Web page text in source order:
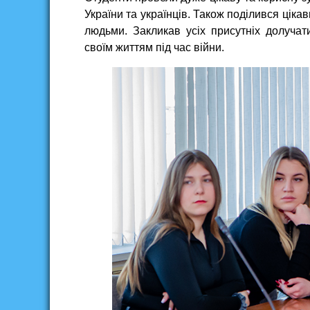
України та українців. Також поділився
людьми. Закликав усіх присутніх
своїм життям під час війни.